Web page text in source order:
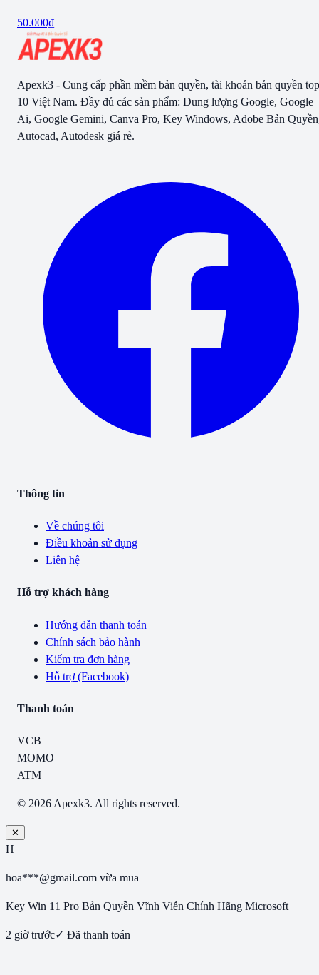
50.000₫
Apexk3 - Cung cấp phần mềm bản quyền, tài khoản bản quyền top
10 Việt Nam. Đầy đủ các sản phẩm: Dung lượng Google, Google
Ai, Google Gemini, Canva Pro, Key Windows, Adobe Bản
Autocad, Autodesk giá rẻ.
Thông tin
Về chúng tôi
Điều khoản sử dụng
Liên hệ
Hỗ trợ khách hàng
Hướng dẫn thanh toán
Chính sách bảo hành
Kiểm tra đơn hàng
Hỗ trợ (Facebook)
Thanh toán
VCB
MOMO
ATM
© 2026 Apexk3. All rights reserved.
✕
H
hoa***@gmail.com vừa mua
Key Win 11 Pro Bản Quyền Vĩnh Viễn Chính Hãng Microsoft
2 giờ trước✓ Đã thanh toán